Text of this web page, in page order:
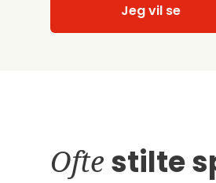
Jeg vil se
Ofte stilte